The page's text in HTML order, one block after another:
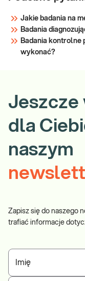
Jakie badania na
Badania
Badania kontrolne
wykonać?
Jeszcze
dla
naszym
Zapisz się do naszego
trafiać informacje
Imię